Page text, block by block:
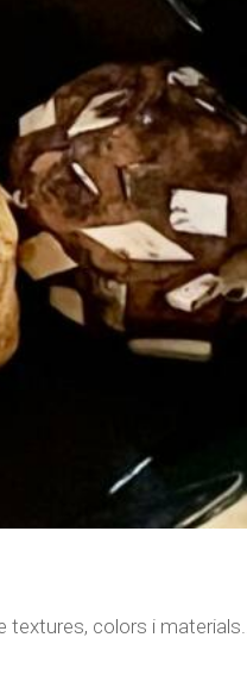
colors i materials...